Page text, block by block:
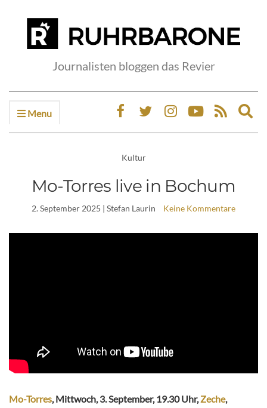
Journalisten bloggen das Revier
Menu
Kultur
Mo-Torres live in Bochum
2. September 2025 | Stefan Laurin Keine Kommentare
Mo-Torres, Mittwoch, 3. September, 19.30 Uhr,Zeche,